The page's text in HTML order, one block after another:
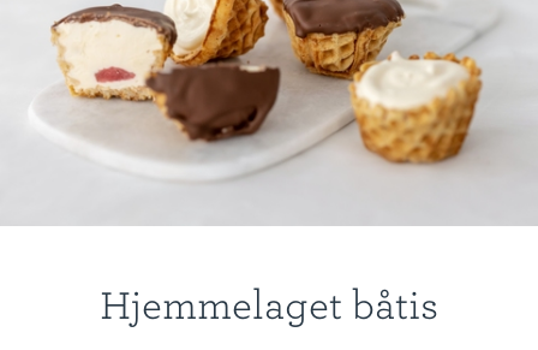
Hjemmelaget båtis